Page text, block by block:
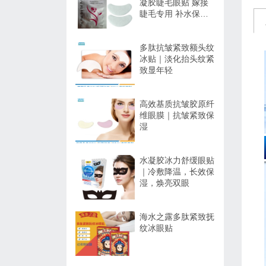
凝胶睫毛眼贴 嫁接
睫毛专用 补水保湿
多肽抗皱紧致额头纹
冰贴｜淡化抬头纹紧
致显年轻
高效基质抗皱胶原纤
维眼膜｜抗皱紧致保
湿
水凝胶冰力舒缓眼贴
｜冷敷降温，长效保
湿，焕亮双眼
海水之露多肽紧致抚
纹冰眼贴